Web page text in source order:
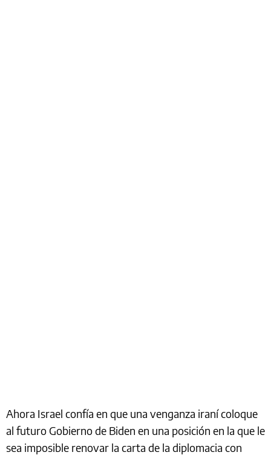
Ahora Israel confía en que una venganza iraní coloque
al futuro Gobierno de Biden en una posición en la que le
sea imposible renovar la carta de la diplomacia con